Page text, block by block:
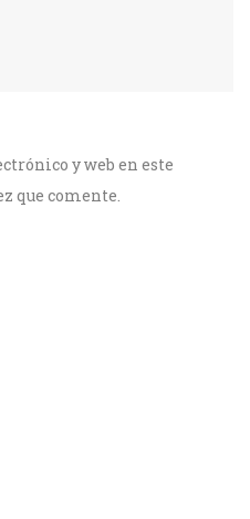
y web en este
que comente.